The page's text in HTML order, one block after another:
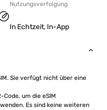
Nutzungsverfolgung
In Echtzeit, In-App
Sie verfügt nicht über eine
Code, um die eSIM
Es sind keine weiteren